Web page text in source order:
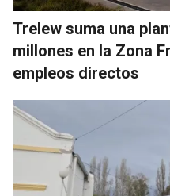
Trelew suma una
millones en la Zona
empleos directos